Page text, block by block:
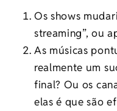
Os shows
streaming”, ou
As músicas
realmente um
final? Ou os
elas é que são